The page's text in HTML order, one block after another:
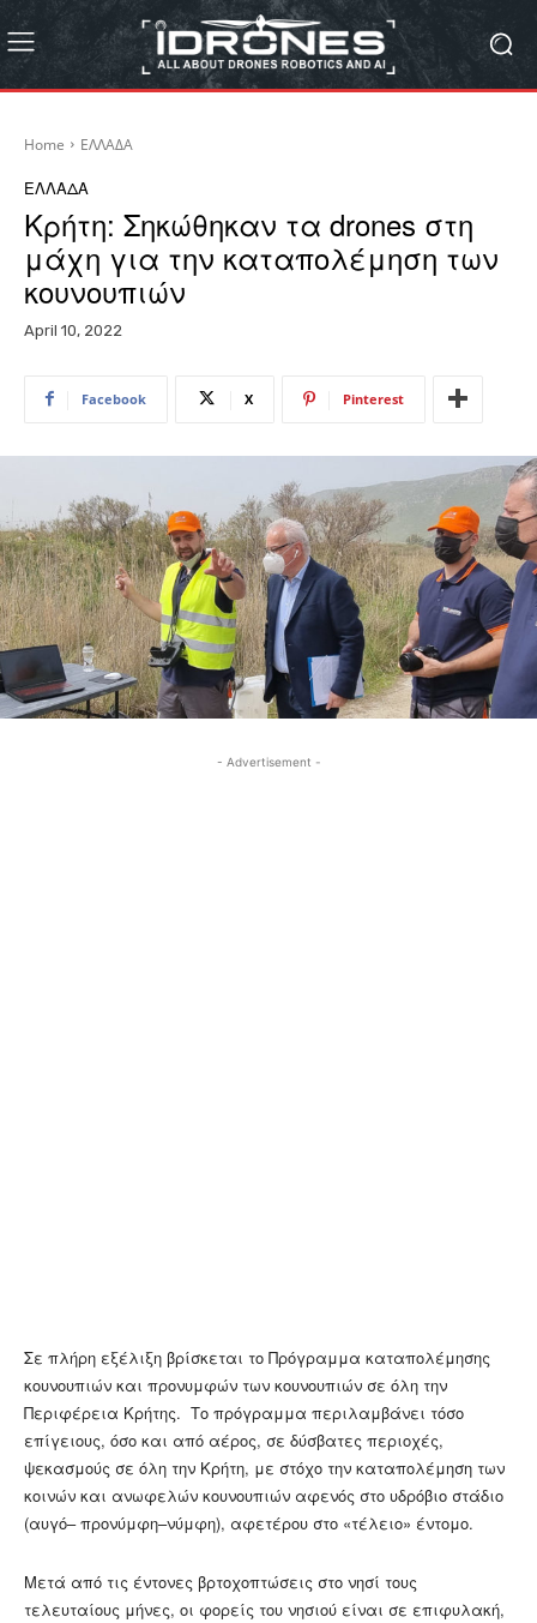
Home ΕΛΛΑΔΑ
ΕΛΛΑΔΑ
Κρήτη: Σηκώθηκαν τα drones στη
μάχη για την καταπολέμηση των
κουνουπιών
April 10, 2022
Facebook X Pinterest
- Advertisement -
Σε πλήρη εξέλιξη βρίσκεται το Πρόγραμμα καταπολέμησης
κουνουπιών και προνυμφών των κουνουπιών σε όλη την
Περιφέρεια Κρήτης. Το πρόγραμμα περιλαμβάνει τόσο
επίγειους, όσο και από αέρος, σε δύσβατες περιοχές,
ψεκασμούς σε όλη την Κρήτη, με στόχο την καταπολέμηση των
κοινών και ανωφελών κουνουπιών αφενός στο υδρόβιο στάδιο
(αυγό– προνύμφη–νύμφη), αφετέρου στο «τέλειο» έντομο.
Μετά από τις έντονες βρτοχοπτώσεις στο νησί τους
τελευταίους μήνες, οι φορείς του νησιού είναι σε επιφυλακή,